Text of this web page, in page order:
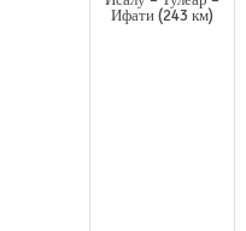
Ифати (243 км)